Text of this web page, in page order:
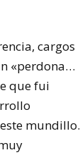
cargos
«perdona…
que fui
mundillo.